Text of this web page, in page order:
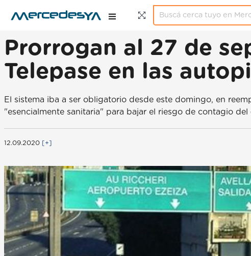
Prorrogan al 27 de
Telepase en las
El sistema iba a ser obligatorio desde este domingo, en
"esencialmente sanitaria" para bajar el riesgo de contagio del
12.09.2020 [+]